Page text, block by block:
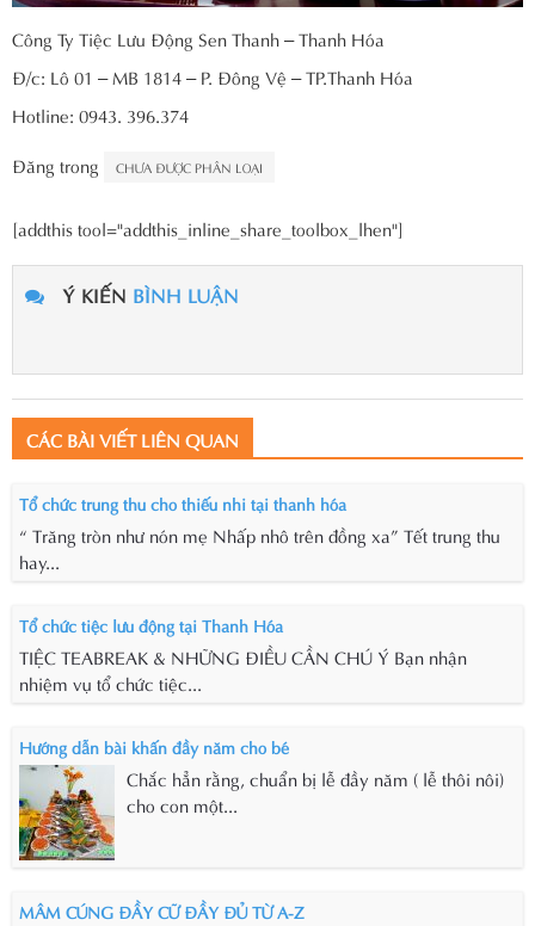
Công Ty Tiệc Lưu Động Sen Thanh – Thanh Hóa
Đ/c: Lô 01 – MB 1814 – P. Đông Vệ – TP.Thanh Hóa
Hotline: 0943. 396.374
Đăng trong
CHƯA ĐƯỢC PHÂN LOẠI
[addthis tool="addthis_inline_share_toolbox_lhen"]
Ý KIẾN BÌNH LUẬN
CÁC BÀI VIẾT LIÊN QUAN
Tổ chức trung thu cho thiếu nhi tại thanh hóa
“ Trăng tròn như nón mẹ Nhấp nhô trên đồng xa” Tết trung thu
hay...
Tổ chức tiệc lưu động tại Thanh Hóa
TIỆC TEABREAK & NHỮNG ĐIỀU CẦN CHÚ Ý Bạn nhận
nhiệm vụ tổ chức tiệc...
Hướng dẫn bài khấn đầy năm cho bé
Chắc hẳn rằng, chuẩn bị lễ đầy năm ( lễ thôi nôi)
cho con một...
MÂM CÚNG ĐẦY CỮ ĐẦY ĐỦ TỪ A-Z